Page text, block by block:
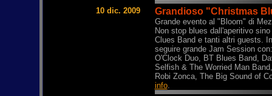
10 dic. 2009
Grandioso "Christmas
Grande evento al "Bloom" di
Non stop blues dall'aperitivo
Clues Band e tanti altri guests.
seguire grande Jam Session
O'Clock Duo, BT Blues Band,
Selfish & The Worried Man
Robi Zonca, The Big Sound of
info.